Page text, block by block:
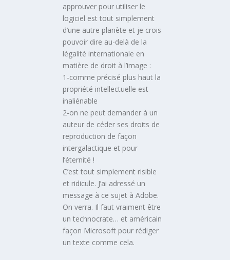
approuver pour utiliser le
logiciel est tout simplement
d’une autre planète et je crois
pouvoir dire au-delà de la
légalité internationale en
matière de droit à l’image :
1-comme précisé plus haut la
propriété intellectuelle est
inaliénable
2-on ne peut demander à un
auteur de céder ses droits de
reproduction de façon
intergalactique et pour
l’éternité !
C’est tout simplement risible
et ridicule. J’ai adressé un
message à ce sujet à Adobe.
On verra. Il faut vraiment être
un technocrate… et américain
façon Microsoft pour rédiger
un texte comme cela.